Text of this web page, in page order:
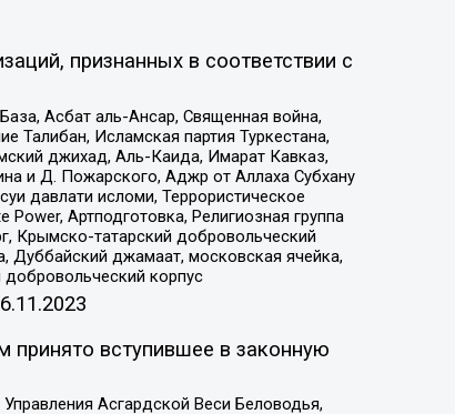
признанных в соответствии с
Асбат аль-Ансар, Священная война,
Талибан, Исламская партия Туркестана,
джихад, Аль-Каида, Имарат Кавказ,
и Д. Пожарского, Аджр от Аллаха Субхану
давлати исломи, Террористическое
Артподготовка, Религиозная группа
Крымско-татарский добровольческий
Дуббайский джамаат, московская ячейка,
корпус
принято вступившее в законную
Асгардской Веси Беловодья,